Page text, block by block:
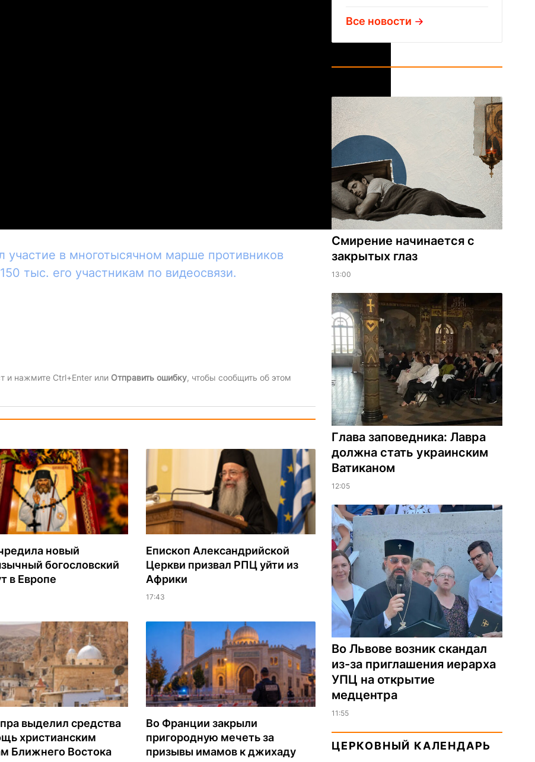
участие в многотысячном марше противников
тыс. его участникам по видеосвязи.
и нажмите Ctrl+Enter или Отправить ошибку, чтобы сообщить об этом
новый
богословский
в Европе
Епископ Александрийской
Церкви призвал РПЦ уйти из
Африки
17:43
выделил средства
христианским
Ближнего Востока
Во Франции закрыли
пригородную мечеть за
призывы имамов к джихаду
Все новости
Смирение начинается с
закрытых глаз
13:00
Глава заповедника: Лавра
должна стать украинским
Ватиканом
12:05
Во Львове возник скандал
из-за приглашения иерарха
УПЦ на открытие
медцентра
11:55
ЦЕРКОВНЫЙ КАЛЕНДАРЬ